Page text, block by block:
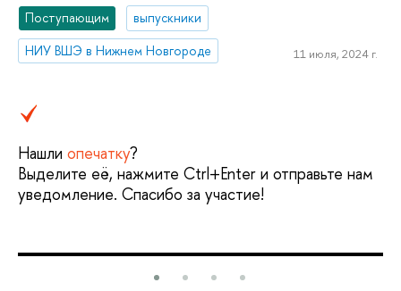
Поступающим
выпускники
НИУ ВШЭ в Нижнем Новгороде
11 июля, 2024 г.
Нашли опечатку?
Выделите её, нажмите Ctrl+Enter и отправьте нам
уведомление. Спасибо за участие!